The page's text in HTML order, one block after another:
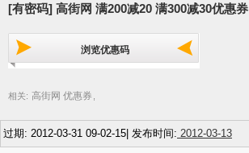
[有密码] 高街网 满200减20 满300减30优惠券
浏览优惠码
相关: 高街网 优惠券
过期: 2012-03-31 09-02-15| 发布时间: 2012-03-13